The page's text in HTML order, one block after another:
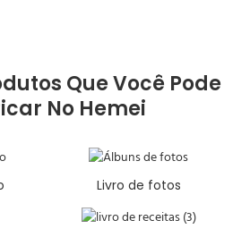
Que Você Pode
No Hemei
Livro de fotos